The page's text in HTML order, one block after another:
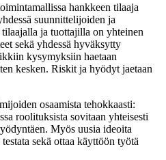
hankkeen tilaaja
suunnittelijoiden ja
ja tuottajilla on yhteinen
sekä yhdessä hyväksytty
kysymyksiin haetaan
kesken. Riskit ja hyödyt jaetaan
osaamista tehokkaasti:
roolituksista sovitaan yhteisesti
Myös uusia ideoita
sekä ottaa käyttöön työtä